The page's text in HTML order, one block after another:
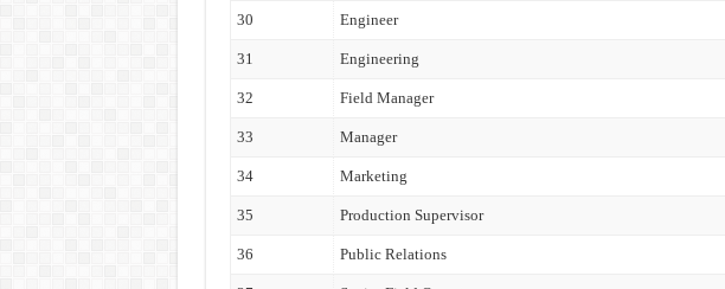
30 Engineer
31 Engineering
32 Field Manager
33 Manager
34 Marketing
35 Production Supervisor
36 Public Relations